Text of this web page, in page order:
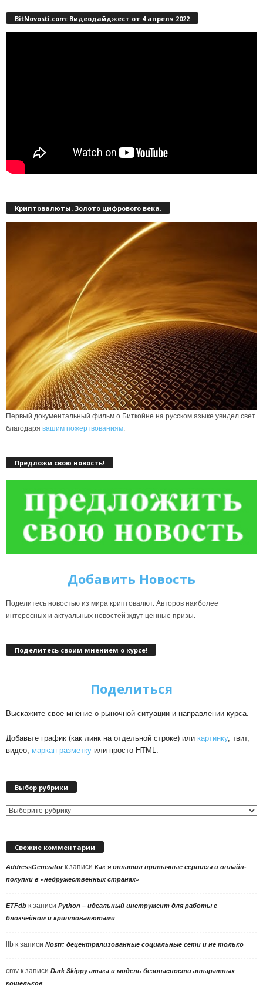
BitNovosti.com: Видеодайджест от 4 апреля 2022
Криптовалюты. Золото цифрового века.
Первый документальный фильм о Биткойне на русском языке увидел свет
благодаря вашим пожертвованиям.
Предложи свою новость!
Добавить Новость
Поделитесь новостью из мира криптовалют. Авторов наиболее
интересных и актуальных новостей ждут ценные призы.
Поделитесь своим мнением о курсе!
Поделиться
Выскажите свое мнение о рыночной ситуации и направлении курса.
Добавьте график (как линк на отдельной строке) или картинку, твит,
видео, маркап-разметку или просто HTML.
Выбор рубрики
Выбор
Свежие комментарии
AddressGeneratorк записи Как я оплатил привычные сервисы и онлайн-
покупки в «недружественных странах»
ETFdb к записи Python – идеальный инструмент для работы с
блокчейном и криптовалютами
llb к записи Nostr: децентрализованные социальные сети и не только
cmv к записи Dark Skippy атака и модель безопасности аппаратных
кошельков